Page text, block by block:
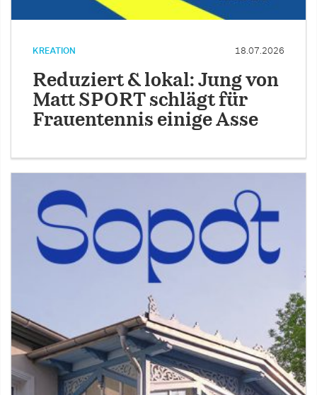
KREATION 18.07.2026
Reduziert & lokal: Jung von
Matt SPORT schlägt für
Frauentennis einige Asse